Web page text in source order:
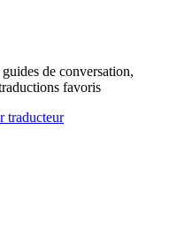
de conversation,
favoris